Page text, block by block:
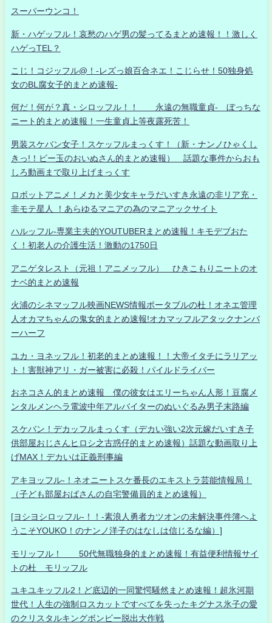
スーパーウンコ！
新・ハゲッフル！哀愁のハゲ男の髪ってるまとめ速報！！激しく
ハゲっTEL？
こじ！コジッフル@！-レズっ娘百合ネエ！こじらせ！50独身処
女のBL腐女子的まとめ速報-
何だ！何が？真・シロッフル！！ 永遠の無職童貞- ぼっちな
ニート的まとめ速報！一生童貞上等夜露死苦！
男装スケバン女子！スケッフルまっくす！（新・ナンノひゃくし
きっ!！ビー玉のおいぬさん的まとめ速報） 話題な事件からおも
しろ動画まで取り上げまっくす
ロボットアニメ！メカと美少女キャラだいすき永遠の非リア充・
非モテ星人 ！あらゆるマニアの為のマニアックサイト
ハルッフル-専業主夫的YOUTUBERまとめ速報！キモデブおた
く！初老人の介護生活！激動の1750日
アニゲタレスト（元祖！アニメッフル） ひきこもりニートのオ
ナベ的まとめ速報
火浦のシネマッフル映画NEWS情報ポータブルの杜！オネエ管理
人オカマちゃんの鬼女的まとめ速報!オカマッフルアタックナンバ
ーハーフ
ユカ・ヨネッフル！初老的まとめ速報！！大帝イタチにラリアッ
ト！害獣神アリ・ガー被害に必殺！パイルドライバー
おネコさん的まとめ速報 僕の彼女はエリーちゃん人形！豆腐メ
ンタルメンヘラ電波中年アルバイターのぬいぐるみ男子末路編
スケバン！デカッフルまっくす（デカい強い2次元嫁だいすき子
供部屋おじさんヒロシ之古惑仔的まとめ速報）話題な動画取り上
げMAX！デカいは正義刑事編
アキヨッフル-！ネオニートスケ番長のエキストラ芸能情報局！
（子ども部屋おばさんの自宅警備員的まとめ速報）
[ヨシヨシロッフル-！！-素浪人勇者カツオンの未解決事件簿へよ
うこそYOUKO！のナンノ洋子のはなしは信じるな編）]
モリッフル！ 50代無職独身的まとめ速報！有益便利情報サイ
トの杜 モリッフル
ユキユキッフル2！ど底辺的一同驚愕騒然まとめ速報！超氷河期
世代！人生の強制ロスカットですべてを失ったキグナス氷子の愛
のクリスタルキングボンビー脱出大作戦